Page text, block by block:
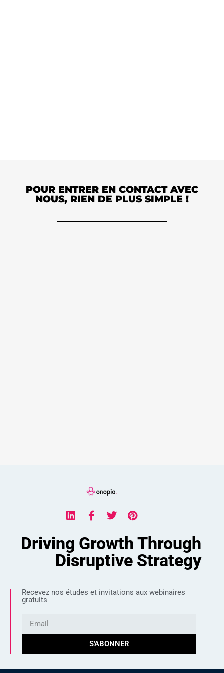
POUR ENTRER EN CONTACT AVEC
NOUS, RIEN DE PLUS SIMPLE !
Driving Growth Through
Disruptive Strategy
Recevez nos études et invitations aux webinaires
gratuits
S'ABONNER